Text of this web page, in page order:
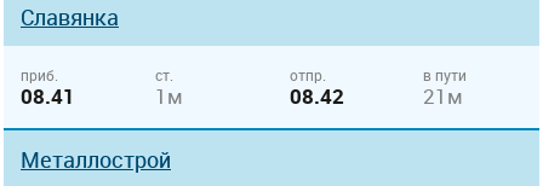
Славянка
приб.
08.41
ст.
1м
отпр.
08.42
в пути
21м
Металлострой